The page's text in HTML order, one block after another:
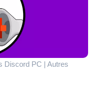
Discord PC | Autres